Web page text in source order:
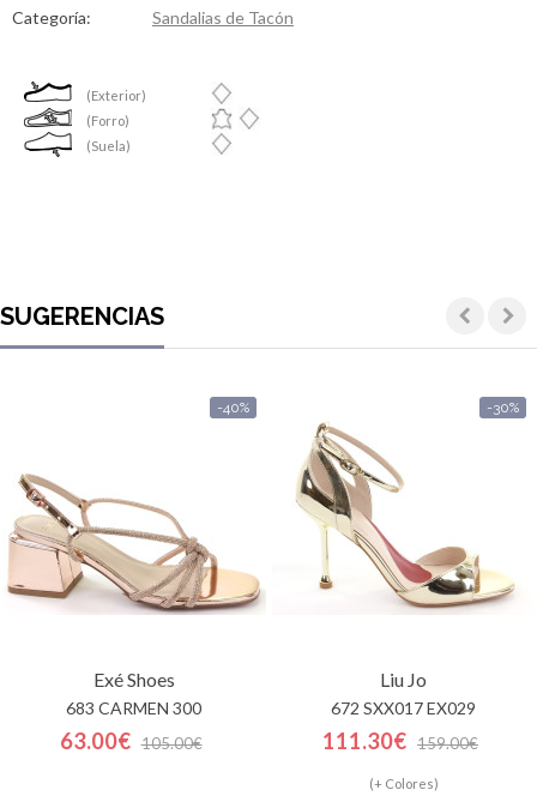
Categoría: Sandalias de Tacón
(Exterior)
(Forro)
(Suela)
SUGERENCIAS
-40%
Exé Shoes
683 CARMEN 300
63.00€ 105.00€
-30%
Liu Jo
672 SXX017 EX029
111.30€ 159.00€
(+ Colores)